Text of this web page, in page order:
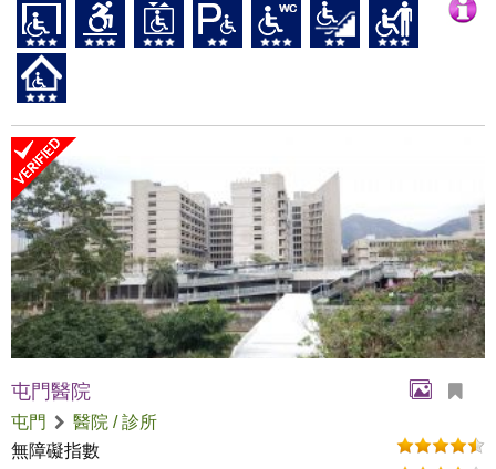
屯門醫院
屯門
醫院 / 診所
無障礙指數